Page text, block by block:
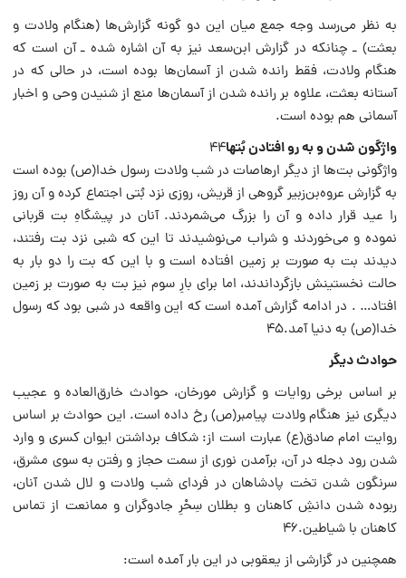
به نظر می‌رسد وجه جمع میان این دو گونه گزارش‌ها (هنگام ولادت و
بعثت) ـ چنانکه در گزارش ابن‌سعد نیز به آن اشاره شده ـ آن است که
هنگام ولادت، فقط رانده شدن از آسمان‌ها بوده است، در حالی که در
آستانه بعثت، علاوه بر رانده شدن از آسمان‌ها منع از شنیدن وحی و اخبار
آسمانی هم بوده است.
واژگون شدن و به رو افتادن بُت‎ها ۴۴
واژگونی بت‌ها از دیگر ارهاصات در شب ولادت رسول خدا‌(ص) بوده است
به گزارش عروه‌بن‌زبیر گروهی از قریش، روزی نزد بُتی اجتماع کرده و آن روز
را عید قرار داده و آن را بزرگ می‌شمردند. آنان در پیشگاهِ بت قربانی
نموده و می‌خوردند و شراب می‌نوشیدند تا این که شبی نزد بت رفتند،
دیدند بت به صورت بر زمین افتاده است و با این که بت را دو بار به
حالت نخستینش بازگرداندند، اما برای بارِ سوم نیز بت به صورت بر زمین
افتاد… . در ادامه گزارش آمده است که این واقعه در شبی بود که رسول
خدا‌(ص) به دنیا آمد.۴۵
حوادث دیگر
بر اساس برخی روایات و گزارش مورخان، حوادث خارق‌العاده و عجیب
دیگری نیز هنگام ولادت پیامبر‌(ص) رخ داده است. این حوادث بر اساس
روایت امام صادق‌(ع) عبارت است از: شکاف برداشتن ایوان کسری و وارد
شدن رود دجله در آن، برآمدن نوری از سمت حجاز و رفتن به سوی مشرق،
سرنگون شدن تخت پادشاهان در فردای شب ولادت و لال شدن آنان،
ربوده شدن دانشِ کاهنان و بطلان سِحْرِ جادوگران و ممانعت از تماس
کاهنان با شیاطین.۴۶
همچنین در گزارشی از یعقوبی در این بار آمده است: